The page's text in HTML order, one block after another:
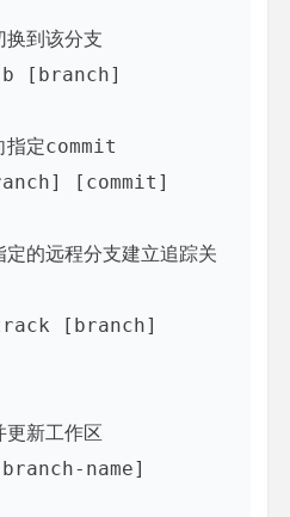
到该分支
[branch]
指定commit
[commit]
的远程分支建立追踪关
[branch]
新工作区
name]